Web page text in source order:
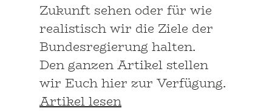
Zukunft sehen oder für wie
realistisch wir die Ziele der
Bundesregierung halten.
Den ganzen Artikel stellen
wir Euch hier zur Verfügung.
Artikel lesen